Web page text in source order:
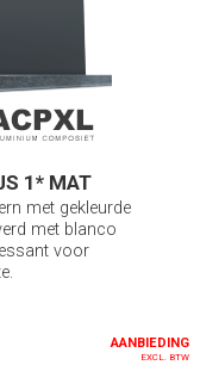
1* MAT
met gekleurde
met blanco
voor
AANBIEDING
EXCL. BTW